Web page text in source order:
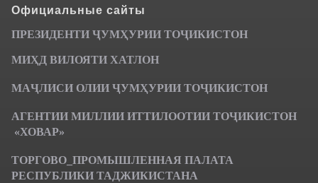
Официальные сайты
ПРЕЗИДЕНТИ ҶУМҲУРИИ ТОҶИКИСТОН
МИҲД ВИЛОЯТИ ХАТЛОН
МАҶЛИСИ ОЛИИ ҶУМҲУРИИ ТОҶИКИСТОН
АГЕНТИИ МИЛЛИИ ИТТИЛООТИИ ТОҶИКИСТОН
«ХОВАР»
ТОРГОВО_ПРОМЫШЛЕННАЯ ПАЛАТА
РЕСПУБЛИКИ ТАДЖИКИСТАНА